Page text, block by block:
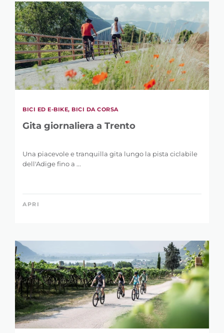
BICI ED E-BIKE, BICI DA CORSA
Gita giornaliera a Trento
Una piacevole e tranquilla gita lungo la pista ciclabile
dell'Adige fino a ...
APRI